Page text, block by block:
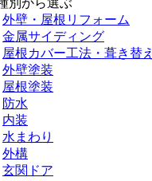
外壁・屋根リフォーム
金属サイディング
屋根カバー工法・葺き替え
外壁塗装
屋根塗装
防水
内装
水まわり
外構
玄関ドア